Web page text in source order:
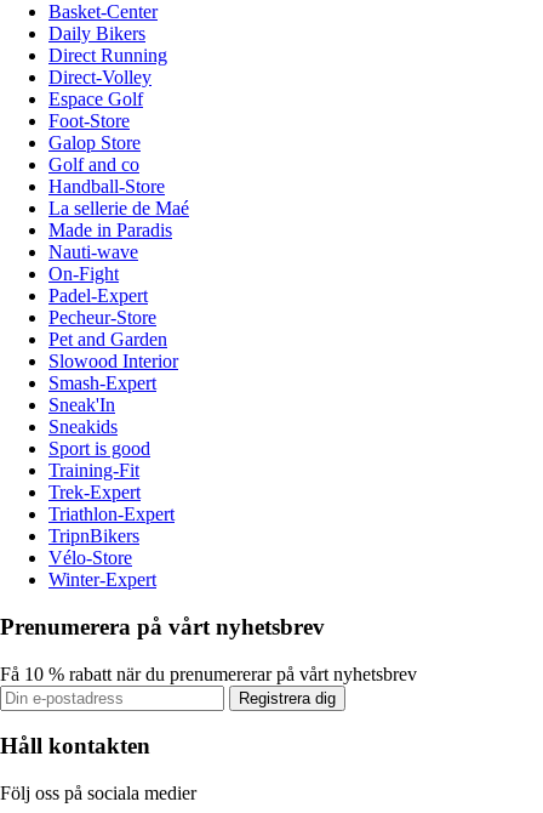
Basket-Center
Daily Bikers
Direct Running
Direct-Volley
Espace Golf
Foot-Store
Galop Store
Golf and co
Handball-Store
La sellerie de Maé
Made in Paradis
Nauti-wave
On-Fight
Padel-Expert
Pecheur-Store
Pet and Garden
Slowood Interior
Smash-Expert
Sneak'In
Sneakids
Sport is good
Training-Fit
Trek-Expert
Triathlon-Expert
TripnBikers
Vélo-Store
Winter-Expert
Prenumerera på vårt nyhetsbrev
Få 10 % rabatt när du prenumererar på vårt nyhetsbrev
Registrera dig
Håll kontakten
Följ oss på sociala medier